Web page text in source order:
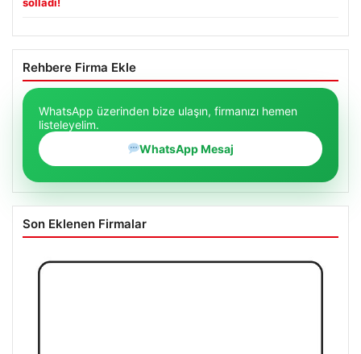
Rehbere Firma Ekle
WhatsApp üzerinden bize ulaşın, firmanızı hemen
listeleyelim.
WhatsApp Mesaj
Son Eklenen Firmalar